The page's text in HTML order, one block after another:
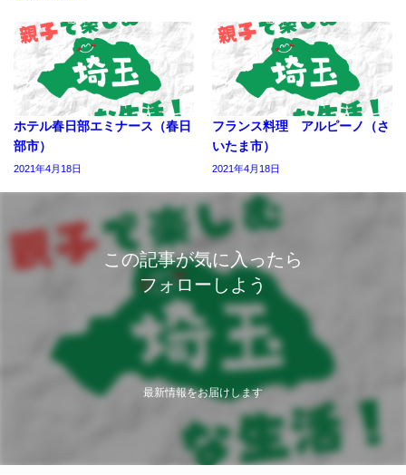
ホテル春日部エミナース（春日
部市）
2021年4月18日
フランス料理 アルピーノ（さ
いたま市）
2021年4月18日
この記事が気に入ったら
フォローしよう
最新情報をお届けします